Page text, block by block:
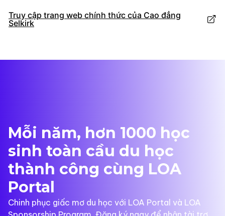
Truy cập trang web chính thức của Cao đẳng
Selkirk
Mỗi năm, hơn 1000 học
sinh toàn cầu du học
thành công cùng LOA
Portal
Chinh phục giấc mơ du học với LOA Portal và LOA